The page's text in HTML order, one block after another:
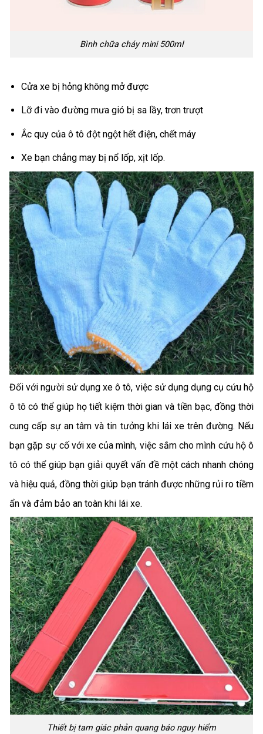
Bình chữa cháy mini 500ml
Cửa xe bị hỏng không mở được
Lỡ đi vào đường mưa gió bị sa lầy, trơn trượt
Ắc quy của ô tô đột ngột hết điện, chết máy
Xe bạn chẳng may bị nổ lốp, xịt lốp.
Đối với người sử dụng xe ô tô, việc sử dụng dụng cụ cứu hộ
ô tôcó thể giúp họ tiết kiệm thời gian và tiền bạc, đồng thời
cung cấp sự an tâm và tin tưởng khi lái xe trên đường. Nếu
bạn gặp sự cố với xe của mình, việc sắm cho mình cứu hộ ô
tô có thể giúp bạn giải quyết vấn đề một cách nhanh chóng
và hiệu quả, đồng thời giúp bạn tránh được những rủi ro tiềm
ẩn và đảm bảo an toàn khi lái xe.
Thiết bị tam giác phản quang báo nguy hiểm